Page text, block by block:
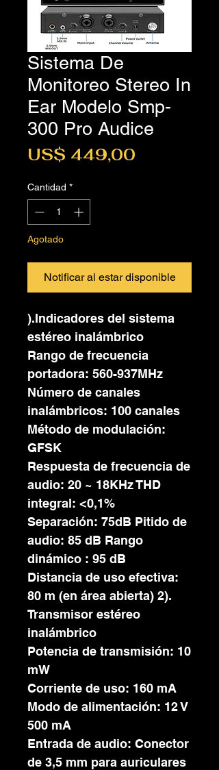
Sistema De
Monitoreo Stereo In
Ear Modelo Smp-
300 Pro Audice
US$ 449,00
Cantidad *
Agotado
Notificar al estar disponible
).Indicadores del sistema
estéreo inalámbrico
Rango de frecuencia
portadora: 560-937MHz
Número de canales
inalámbricos: 100 canales
Método de modulación:
GFSK
Respuesta de frecuencia de
audio: 20 ~ 18KHz THD
integral: <0,1%
Separación: 75dB Pitido de
audio: 85 dB Rango
dinámico : 95 dB
Distancia de uso efectiva:
80 m (en área abierta) 2).
Transmisor estéreo
inalámbrico
Potencia de transmisión: 10
mW
Corriente de uso: 160 mA
Modo de alimentación: 12 V
500 mA
Entrada de audio: Conector
de 3,5 mm para auriculares